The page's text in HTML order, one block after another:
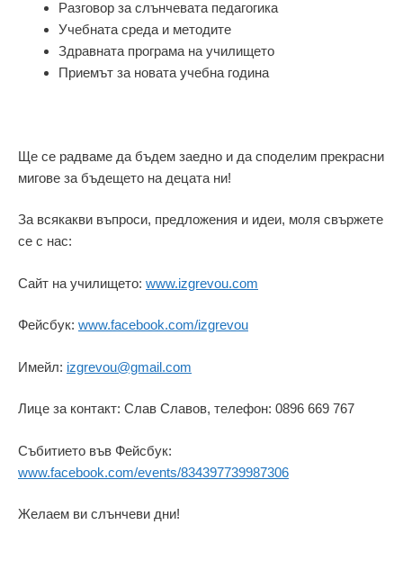
Разговор за слънчевата педагогика
Учебната среда и методите
Здравната програма на училището
Приемът за новата учебна година
Ще се радваме да бъдем заедно и да споделим прекрасни
мигове за бъдещето на децата ни!
За всякакви въпроси, предложения и идеи, моля свържете
се с нас:
Сайт на училището: www.izgrevou.com
Фейсбук: www.facebook.com/izgrevou
Имейл: izgrevou@gmail.com
Лице за контакт: Слав Славов, телефон: 0896 669 767
Събитието във Фейсбук: ​
www.facebook.com/events/834397739987306
Желаем ви слънчеви дни!